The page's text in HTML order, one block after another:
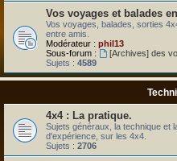
Vos voyages et balades
Vos voyages, balades, sorties
entre amis.
Modérateur : phil13
Sous-forum :
[Archives] des
Sujets : 4589
4x4 : La pratique.
Sujets généraux, la technique et
d'expérience, sur les 4x4.
Sujets : 2706